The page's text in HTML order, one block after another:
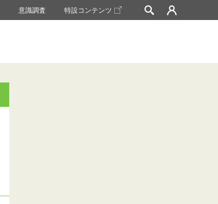
意識調査 特設コンテンツ